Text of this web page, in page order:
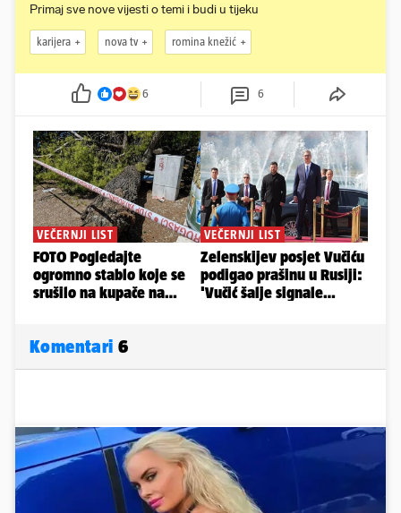
Primaj sve nove vijesti o temi i budi u tijeku
karijera nova tv romina knežić
6 6
Komentari 6